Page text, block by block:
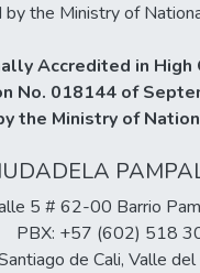
by the Ministry of
Accredited in High
No. 018144 of
the Ministry of
5 # 62-00 Barrio
PBX: +57 (602) 518
de Cali, Valle del